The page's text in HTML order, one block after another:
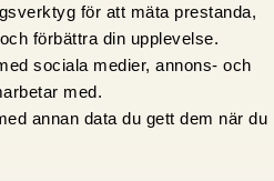
för att mäta prestanda,
förbättra din upplevelse.
sociala medier, annons- och
med.
annan data du gett dem när du
på vältajmade
tajmad räntehöjning eller
intäkter på rörliga bolån.